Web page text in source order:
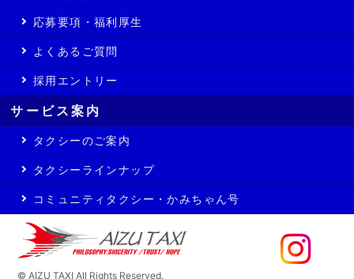
応募要項・福利厚生
よくあるご質問
採用エントリー
サービス案内
タクシーのご案内
タクシーラインナップ
コミュニティタクシー・かみちゃん号
© AIZU TAXI All Rights Reserved.